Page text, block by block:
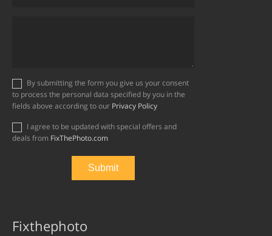
to process the personal data specified by you in the
fields above according to our Privacy Policy
deals from FixThePhoto.com
Fixthephoto